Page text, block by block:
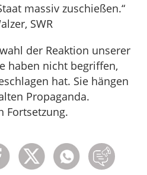
massiv zuschießen.“
SWR
der Reaktion unserer
haben nicht begriffen,
hat. Sie hängen
Propaganda.
Fortsetzung.